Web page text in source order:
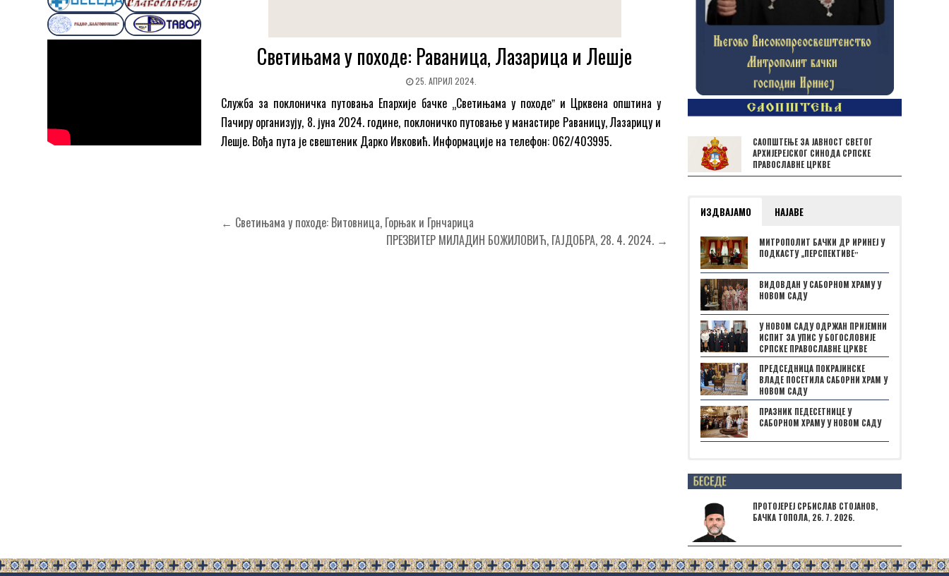
Светињама у походе: Раваница, Лазарица и Лешје
25. АПРИЛ 2024.
Служба за поклоничка путовања Епархије бачке „Светињама у походеˮ и Црквена општина у
Пачиру организују, 8. јуна 2024. године, поклоничко путовање у манастире Раваницу, Лазарицу и
Лешје. Вођа пута је свештеник Дарко Ивковић. Информације на телефон: 062/403995.
Кретање
← Светињама у походе: Витовница, Горњак и Грнчарица
ПРЕЗВИТЕР МИЛАДИН БОЖИЛОВИЋ, ГАЈДОБРА, 28. 4. 2024. →
САОПШТЕЊЕ ЗА ЈАВНОСТ СВЕТОГ
АРХИЈЕРЕЈСКОГ СИНОДА СРПСКЕ
ПРАВОСЛАВНЕ ЦРКВЕ
ИЗДВАЈАМО НАЈАВЕ
МИТРОПОЛИТ БАЧКИ ДР ИРИНЕЈ У
ПОДКАСТУ „ПЕРСПЕКТИВЕˮ
ВИДОВДАН У САБОРНОМ ХРАМУ У
НОВОМ САДУ
У НОВОМ САДУ ОДРЖАН ПРИЈЕМНИ
ИСПИТ ЗА УПИС У БОГОСЛОВИЈЕ
СРПСКЕ ПРАВОСЛАВНЕ ЦРКВЕ
ПРЕДСЕДНИЦА ПОКРАЈИНСКЕ
ВЛАДЕ ПОСЕТИЛА САБОРНИ ХРАМ У
НОВОМ САДУ
ПРАЗНИК ПЕДЕСЕТНИЦЕ У
САБОРНОМ ХРАМУ У НОВОМ САДУ
Posts not found
ПРОТОЈЕРЕЈ СРБИСЛАВ СТОЈАНОВ,
БАЧКА ТОПОЛА, 26. 7. 2026.